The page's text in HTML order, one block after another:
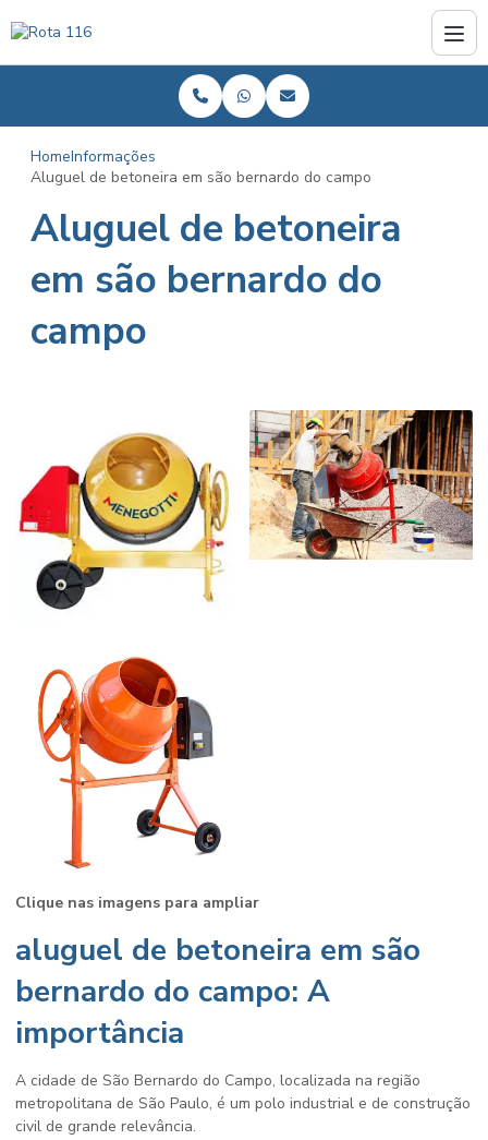
HomeInformações
Aluguel de betoneira em são bernardo do campo
Aluguel de betoneira
em são bernardo do
campo
Clique nas imagens para ampliar
aluguel de betoneira em são
bernardo do campo: A
importância
A cidade de São Bernardo do Campo, localizada na região
metropolitana de São Paulo, é um polo industrial e de construção
civil de grande relevância.